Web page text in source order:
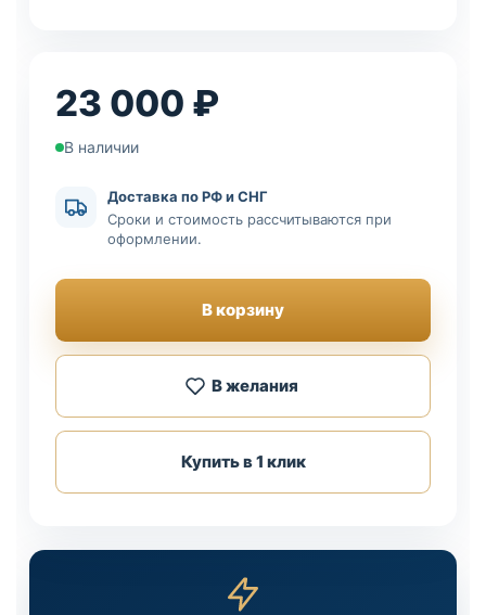
23 000 ₽
В наличии
Доставка по РФ и СНГ
Сроки и стоимость рассчитываются при
оформлении.
В корзину
В желания
Купить в 1 клик